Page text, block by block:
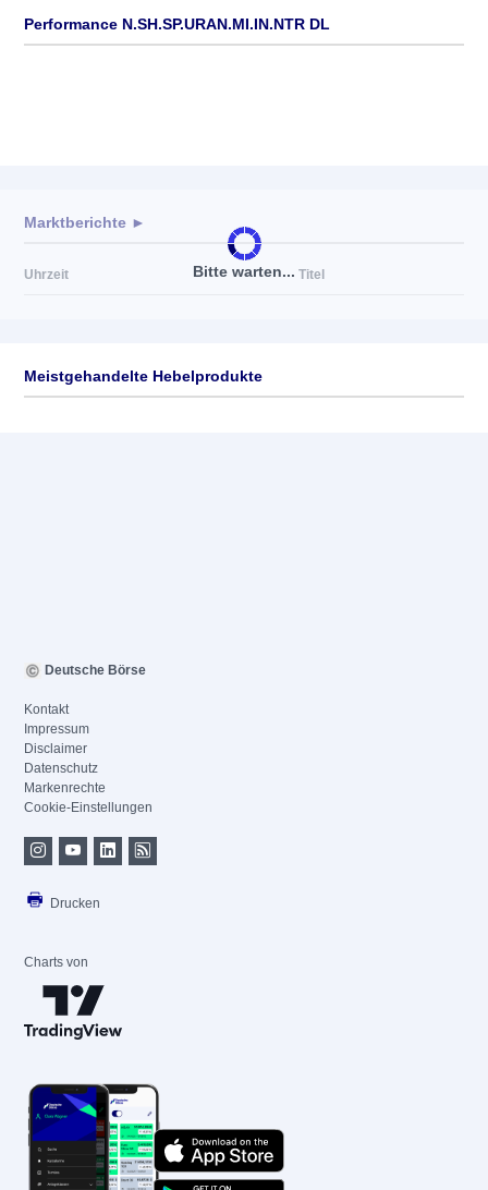
Performance N.SH.SP.URAN.MI.IN.NTR DL
Bitte warten...
Marktberichte ►
Uhrzeit Titel
Meistgehandelte Hebelprodukte
Deutsche Börse
Kontakt
Impressum
Disclaimer
Datenschutz
Markenrechte
Cookie-Einstellungen
Drucken
Charts von